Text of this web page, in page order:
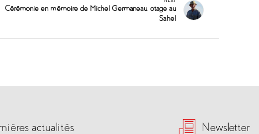
Cérémonie en mémoire de Michel Germaneau, otage au
Sahel
actualités Newsletter